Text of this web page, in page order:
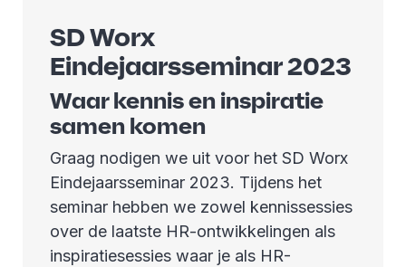
SD Worx
Eindejaarsseminar 2023
Waar kennis en inspiratie
samen komen
Graag nodigen we uit voor het SD Worx
Eindejaarsseminar 2023. Tijdens het
seminar hebben we zowel kennissessies
over de laatste HR-ontwikkelingen als
inspiratiesessies waar je als HR-